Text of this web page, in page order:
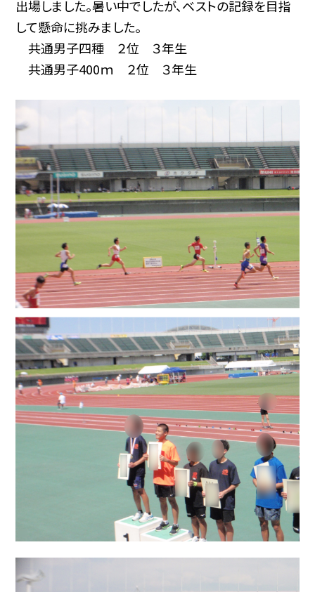
出場しました。暑い中でしたが、ベストの記録を目指
して懸命に挑みました。
共通男子四種 ２位 ３年生
共通男子400ｍ ２位 ３年生